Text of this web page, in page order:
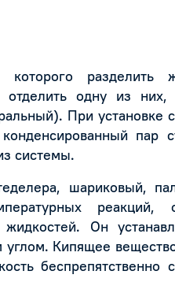
которого разделить
одну из них,
При установке
пар
системы.
шариковый,
реакций,
Он
Кипящее
беспрепятственно